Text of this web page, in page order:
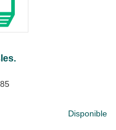
Disponible